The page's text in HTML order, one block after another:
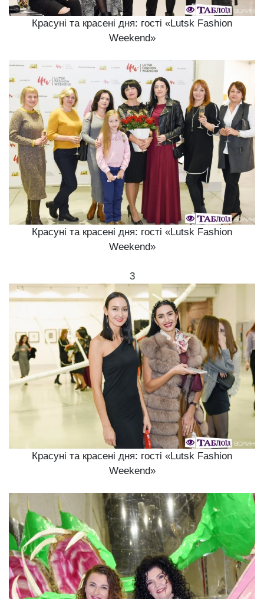
Красуні та красені дня: гості «Lutsk Fashion
Weekend»
Красуні та красені дня: гості «Lutsk Fashion
Weekend»
3
Красуні та красені дня: гості «Lutsk Fashion
Weekend»